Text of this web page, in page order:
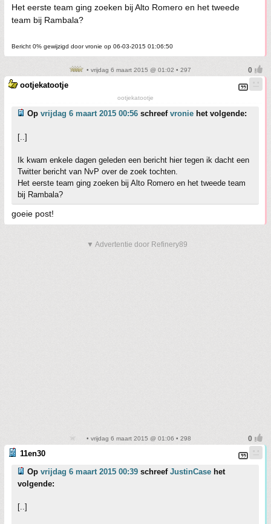
Het eerste team ging zoeken bij Alto Romero en het tweede
team bij Rambala?
Bericht 0% gewijzigd door vronie op 06-03-2015 01:06:50
• vrijdag 6 maart 2015 @ 01:02 • 297
ootjekatootje
ootjekatootje
Op vrijdag 6 maart 2015 00:56 schreef vronie het volgende:
[..]
Ik kwam enkele dagen geleden een bericht hier tegen ik dacht een
Twitter bericht van NvP over de zoek tochten.
Het eerste team ging zoeken bij Alto Romero en het tweede team
bij Rambala?
goeie post!
▼ Advertentie door Refinery89
• vrijdag 6 maart 2015 @ 01:06 • 298
11en30
Op vrijdag 6 maart 2015 00:39 schreef JustinCase het
volgende:
[..]